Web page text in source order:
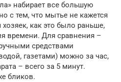
набирает все большую
с тем, что мытье не кажется
как это было раньше,
времени. Для сравнения –
средствами
газетами) можно за час,
– всего за 5 минут.
бликов.